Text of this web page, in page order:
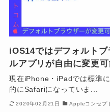
iOS14ではデフォルト
ルアプリが自由に変更
現在iPhone・iPadでは標準
的にSafariになっていま...
2020年02月21日 Appleコンセプ